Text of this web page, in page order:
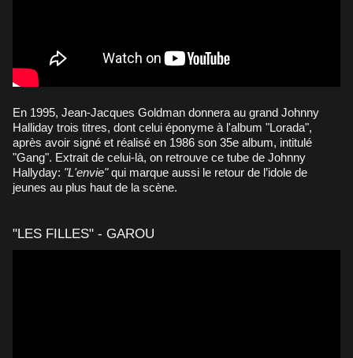
En 1995, Jean-Jacques Goldman donnera au grand Johnny
Halliday trois titres, dont celui éponyme à l'album "Lorada",
après avoir signé et réalisé en 1986 son 35e album, intitulé
"Gang". Extrait de celui-là, on retrouve ce tube de Johnny
Hallyday: "L'envie"qui marque aussi le retour de l’idole de
jeunes au plus haut de la scène.
"LES FILLES" - GAROU